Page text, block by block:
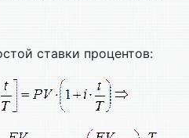
ставки процентов: